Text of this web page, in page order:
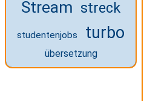
Stream streck
studentenjobs turbo
übersetzung